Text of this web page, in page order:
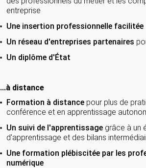
entreprise
Une insertion professionnelle facilitée
Un réseau d'entreprises partenaires
Un diplôme d'État
...à distance
Formation à distance pour plus de
conférence et en apprentissage
Un suivi de l'apprentissagegrâce à un
d'apprentissage et des bilans
Une formation plébiscitée par les
numérique